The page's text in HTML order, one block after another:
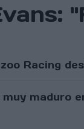
Racing